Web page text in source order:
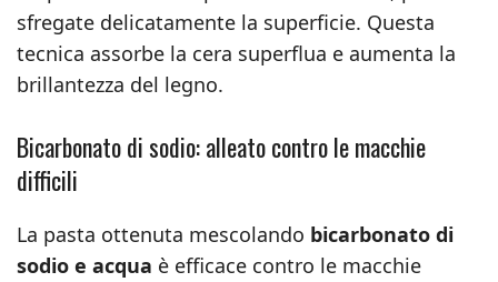
sfregate delicatamente la superficie. Questa
tecnica assorbe la cera superflua e aumenta la
brillantezza del legno.
Bicarbonato di sodio: alleato contro le macchie
difficili
La pasta ottenuta mescolando bicarbonato di
sodio e acqua è efficace contro le macchie